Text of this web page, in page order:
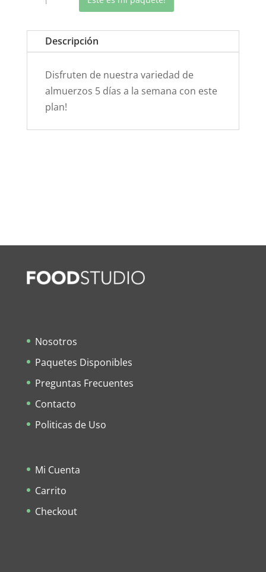
Novo
cantidad
Descripción
Disfruten de nuestra variedad de
almuerzos 5 días a la semana con este
plan!
Nosotros
Paquetes Disponibles
Preguntas Frecuentes
Contacto
Politicas de Uso
Mi Cuenta
Carrito
Checkout